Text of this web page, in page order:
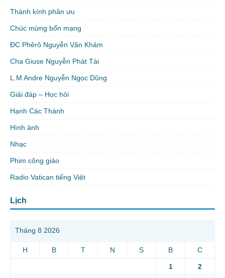
Thành kính phân ưu
Chúc mừng bổn mạng
ĐC Phêrô Nguyễn Văn Khảm
Cha Giuse Nguyễn Phát Tài
L.M Andre Nguyễn Ngọc Dũng
Giải đáp – Học hỏi
Hạnh Các Thánh
Hình ảnh
Nhạc
Phim công giáo
Radio Vatican tiếng Việt
Lịch
Tháng 8 2026
H B T N S B C
1 2